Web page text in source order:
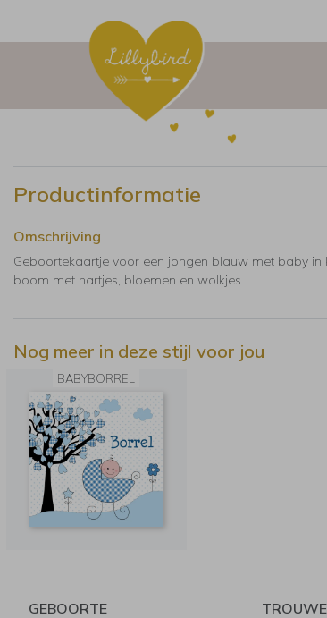
Productinformatie
Omschrijving
Geboortekaartje voor een jongen blauw met baby in
boom met hartjes, bloemen en wolkjes.
Nog meer in deze stijl voor jou
BABYBORREL
GEBOORTE